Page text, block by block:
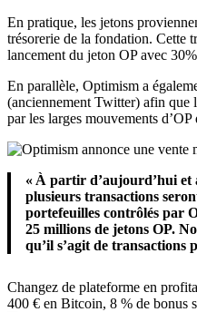
En pratique, les jetons
trésorerie de la fondation. Cette
lancement du jeton OP avec
En parallèle, Optimism a
(anciennement Twitter) afin que
par les larges mouvements
« À partir d’aujourd’hui et
plusieurs transactions
portefeuilles contrôlés par
25 millions de jetons OP.
qu’il s’agit de transactions
Changez de plateforme en
400 € en Bitcoin, 8 % de bonus